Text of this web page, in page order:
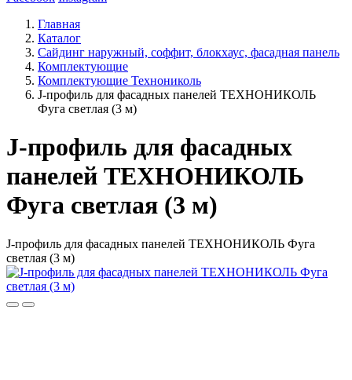
Главная
Каталог
Сайдинг наружный, соффит, блокхаус, фасадная панель
Комплектующие
Комплектующие Технониколь
J-профиль для фасадных панелей ТЕХНОНИКОЛЬ
Фуга светлая (3 м)
J-профиль для фасадных
панелей ТЕХНОНИКОЛЬ
Фуга светлая (3 м)
J-профиль для фасадных панелей ТЕХНОНИКОЛЬ Фуга
светлая (3 м)